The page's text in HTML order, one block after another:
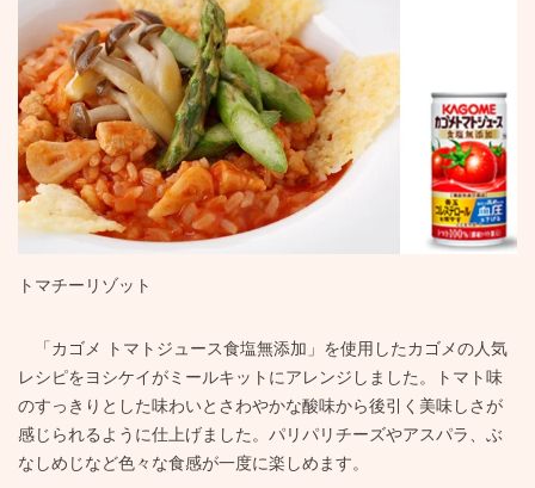
トマチーリゾット
「カゴメ トマトジュース食塩無添加」を使用したカゴメの人気
レシピをヨシケイがミールキットにアレンジしました。トマト味
のすっきりとした味わいとさわやかな酸味から後引く美味しさが
感じられるように仕上げました。パリパリチーズやアスパラ、ぶ
なしめじなど色々な食感が一度に楽しめます。